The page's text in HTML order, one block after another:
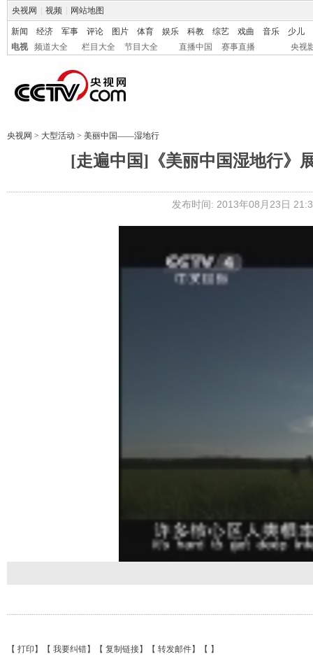
央视网 视频 网站地图
新闻 经济 军事 评论 图片 体育 娱乐 科教 综艺 戏曲 音乐
少儿
电视
频道大全 栏目大全 节目大全 直播中国 赛事直播 央视
央视网 > 大型活动 > 美丽中国——湿地行
[走遍中国]《美丽中国湿地行》
发布时间: 2013年08月23日
【 打印 】【 我要纠错】【 复制链接】【 转发邮件】【 】